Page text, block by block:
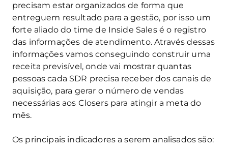
precisam estar organizados de forma que
entreguem resultado para a gestão, por isso um
forte aliado do time de Inside Sales é o registro
das informações de atendimento. Através dessas
informações vamos conseguindo construir uma
receita previsível, onde vai mostrar quantas
pessoas cada SDR precisa receber dos canais de
aquisição, para gerar o número de vendas
necessárias aos Closers para atingir a meta do
mês.
Os principais indicadores a serem analisados são: